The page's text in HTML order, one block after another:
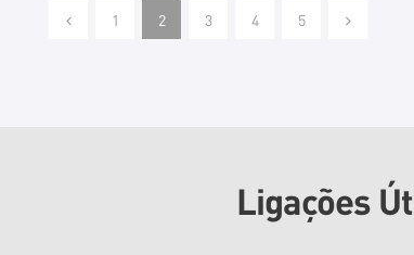
1 2 3 4 5
Ligações